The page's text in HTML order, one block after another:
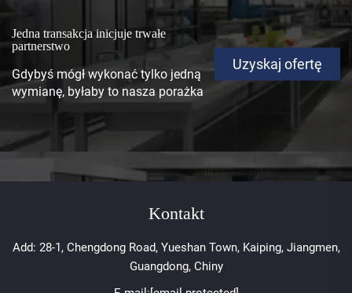
Jedna transakcja inicjuje trwałe
partnerstwo
Gdybyś mógł wykonać tylko jedną
wymianę, byłaby to nasza porażka
Uzyskaj ofertę
Kontakt
Add: 28-1, Chengdong Road, Yueshan Town, Kaiping, Jiangmen,
Guangdong, Chiny